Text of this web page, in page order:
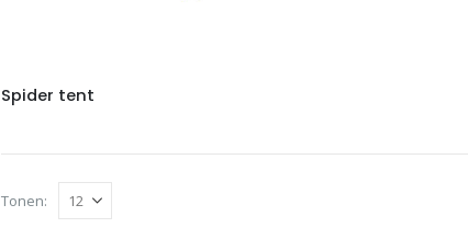
Spider tent
Tonen: